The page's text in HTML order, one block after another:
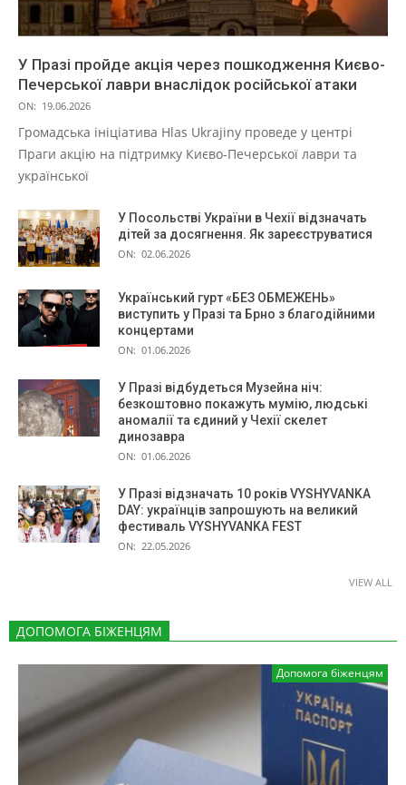
У Празі пройде акція через пошкодження Києво-
Печерської лаври внаслідок російської атаки
ON: 19.06.2026
Громадська ініціатива Hlas Ukrajiny проведе у центрі
Праги акцію на підтримку Києво-Печерської лаври та
української
У Посольстві України в Чехії відзначать
дітей за досягнення. Як зареєструватися
ON: 02.06.2026
Український гурт «БЕЗ ОБМЕЖЕНЬ»
виступить у Празі та Брно з благодійними
концертами
ON: 01.06.2026
У Празі відбудеться Музейна ніч:
безкоштовно покажуть мумію, людські
аномалії та єдиний у Чехії скелет
динозавра
ON: 01.06.2026
У Празі відзначать 10 років VYSHYVANKA
DAY: українців запрошують на великий
фестиваль VYSHYVANKA FEST
ON: 22.05.2026
VIEW ALL
ДОПОМОГА БІЖЕНЦЯМ
Допомога біженцям